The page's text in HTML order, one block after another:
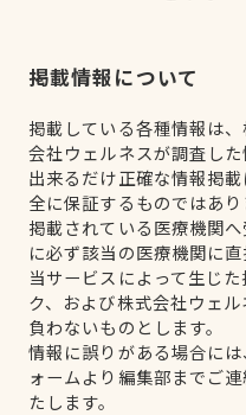
掲載情報について
掲載している各種情報は
会社ウェルネスが調査した
出来るだけ正確な情報掲
全に保証するものではあり
掲載されている医療機関
に必ず該当の医療機関に直
当サービスによって生じ
ク、および株式会社ウェ
負わないものとします。
情報に誤りがある場合に
ォームより編集部までご
たします。